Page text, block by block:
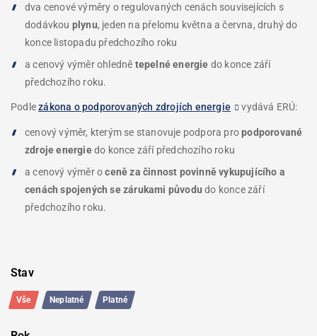
dva cenové výměry o regulovaných cenách souvisejících s
dodávkou plynu, jeden na přelomu května a června, druhý do
konce listopadu předchozího roku
a cenový výměr ohledně tepelné energie do konce září
předchozího roku.
Podlezákona o podporovaných zdrojích energie vydává ERÚ:
cenový výměr, kterým se stanovuje podpora propodporované
zdroje energiedo konce září předchozího roku
a cenový výměr oceně za činnost povinně vykupujícího a
cenách spojených se zárukami původu do konce září
předchozího roku.
výpisu
dotazů
Stav
Vše Neplatné Platné
dotazů